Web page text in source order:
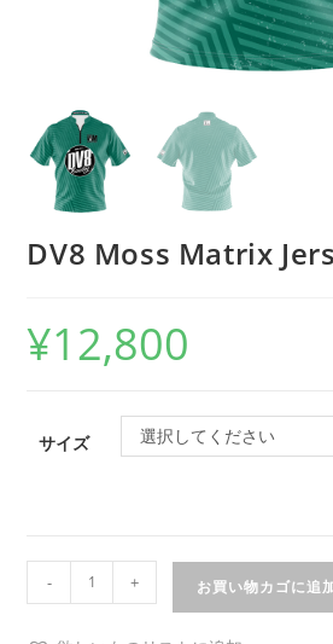
DV8 Moss Matrix
¥12,800
サイズ 選択してください
- + お買い物カゴに追